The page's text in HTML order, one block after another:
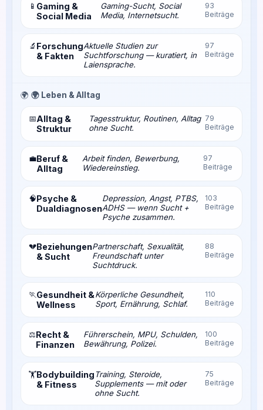
📱 Gaming &
Social Media
Gaming-Sucht, Social
Media, Internetsucht.
93
Beiträge
🔬 Forschung
& Fakten
Aktuelle Studien zur
Suchtforschung — kuratiert, in
Laiensprache.
97
Beiträge
🌍 🌍 Leben & Alltag
📅Alltag &
Struktur
Tagesstruktur, Routinen, Alltag
ohne Sucht.
79
Beiträge
💼Beruf &
Alltag
Arbeit finden, Bewerbung,
Wiedereinstieg.
97
Beiträge
🧠Psyche &
Dualdiagnosen
Depression, Angst, PTBS,
ADHS — wenn Sucht +
Psyche zusammen.
103
Beiträge
💔Beziehungen
& Sucht
Partnerschaft, Sexualität,
Freundschaft unter
Suchtdruck.
88
Beiträge
🏃Gesundheit &
Wellness
Körperliche Gesundheit,
Sport, Ernährung, Schlaf.
110
Beiträge
⚖️Recht &
Finanzen
Führerschein, MPU, Schulden,
Bewährung, Polizei.
100
Beiträge
🏋️Bodybuilding
& Fitness
Training, Steroide,
Supplements — mit oder
ohne Sucht.
75
Beiträge